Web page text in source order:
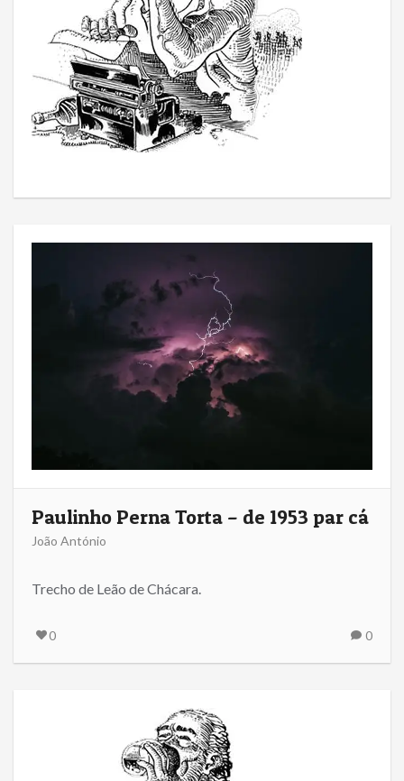
Paulinho Perna Torta – de 1953 par cá
João António
Trecho de Leão de Chácara.
0 0